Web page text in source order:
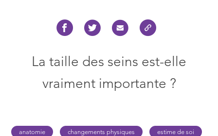
La taille des seins est-elle
vraiment importante ?
anatomie changements physiques estime de soi